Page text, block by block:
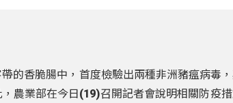
的香脆腸中，首度檢驗出兩種非洲豬瘟病毒
農業部在今日(19)召開記者會說明相關防疫